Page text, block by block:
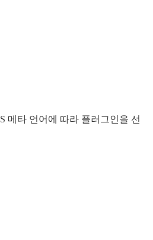
메타 언어에 따라 플러그인을 선